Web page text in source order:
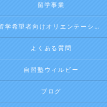
留学事業
留学希望者向けオリエンテーション
よくある質問
自習塾ウィルビー
ブログ